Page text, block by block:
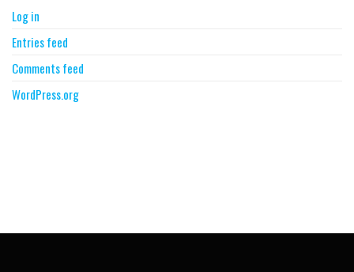
Log in
Entries feed
Comments feed
WordPress.org